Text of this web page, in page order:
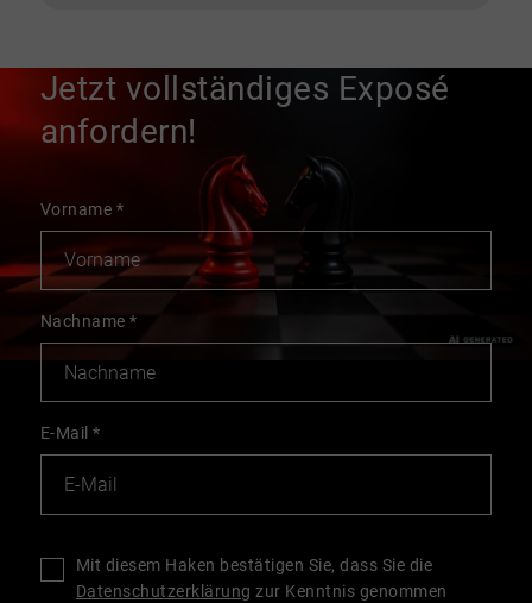
Jetzt vollständiges Exposé
anfordern!
Vorname *
Nachname*
E-Mail*
Mit diesem Haken bestätigen Sie, dass Sie die
Datenschutzerklärung zur Kenntnis genommen